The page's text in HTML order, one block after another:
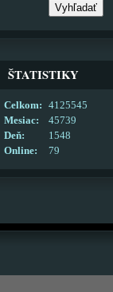
ŠTATISTIKY
Online: 79
Celkom:
4125545
Mesiac:
45739
Deň:
1548